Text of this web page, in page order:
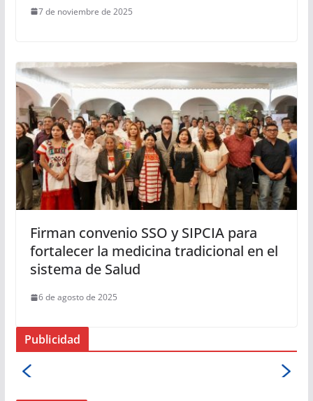
7 de noviembre de 2025
Firman convenio SSO y SIPCIA para
fortalecer la medicina tradicional en el
sistema de Salud
6 de agosto de 2025
Publicidad